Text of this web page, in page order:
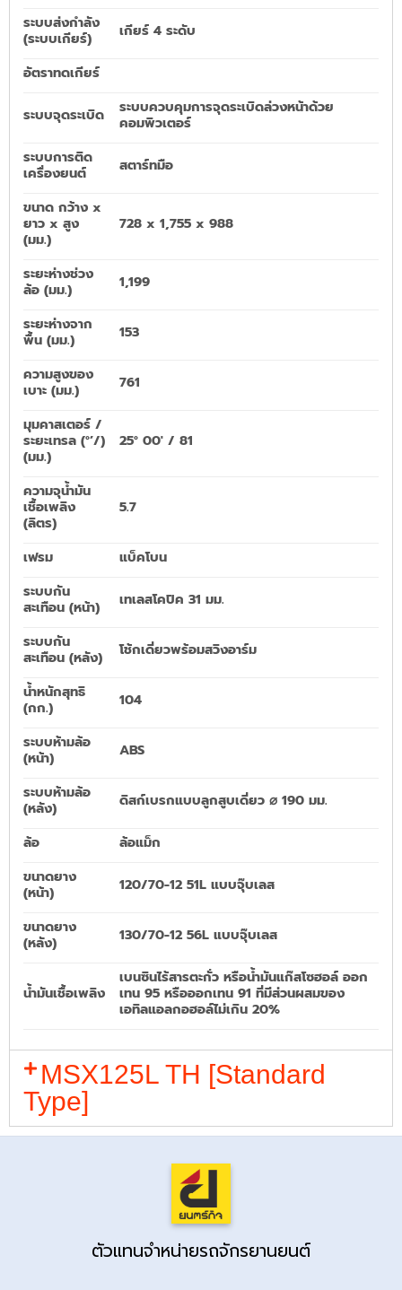
ระบบส่งกำลัง
(ระบบเกียร์)
เกียร์ 4 ระดับ
อัตราทดเกียร์
ระบบจุดระเบิด
ระบบควบคุมการจุดระเบิดล่วงหน้าด้วย
คอมพิวเตอร์
ระบบการติด
เครื่องยนต์
สตาร์ทมือ
ขนาด กว้าง x
ยาว x สูง
(มม.)
728 x 1,755 x 988
ระยะห่างช่วง
ล้อ (มม.)
1,199
ระยะห่างจาก
พื้น (มม.)
153
ความสูงของ
เบาะ (มม.)
761
มุมคาสเตอร์ /
ระยะเทรล (°’/)
(มม.)
25° 00′ / 81
ความจุน้ำมัน
เชื้อเพลิง
(ลิตร)
5.7
เฟรม
แบ็คโบน
ระบบกัน
สะเทือน (หน้า)
เทเลสโคปิค 31 มม.
ระบบกัน
สะเทือน (หลัง)
โช้กเดี่ยวพร้อมสวิงอาร์ม
น้ำหนักสุทธิ
(กก.)
104
ระบบห้ามล้อ
(หน้า)
ABS
ระบบห้ามล้อ
(หลัง)
ดิสก์เบรกแบบลูกสูบเดี่ยว ⌀ 190 มม.
ล้อ
ล้อแม็ก
ขนาดยาง
(หน้า)
120/70-12 51L แบบจุ๊บเลส
ขนาดยาง
(หลัง)
130/70-12 56L แบบจุ๊บเลส
น้ำมันเชื้อเพลิง
เบนซินไร้สารตะกั่ว หรือน้ำมันแก๊สโซฮอล์ ออก
เทน 95 หรือออกเทน 91 ที่มีส่วนผสมของ
เอทิลแอลกอฮอล์ไม่เกิน 20%
MSX125L TH [Standard
Type]
ตัวแทนจำหน่ายรถจักรยานยนต์